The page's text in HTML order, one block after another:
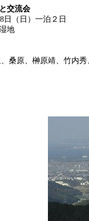
交流会
日（日）一泊２日
地
原靖、竹内秀、永